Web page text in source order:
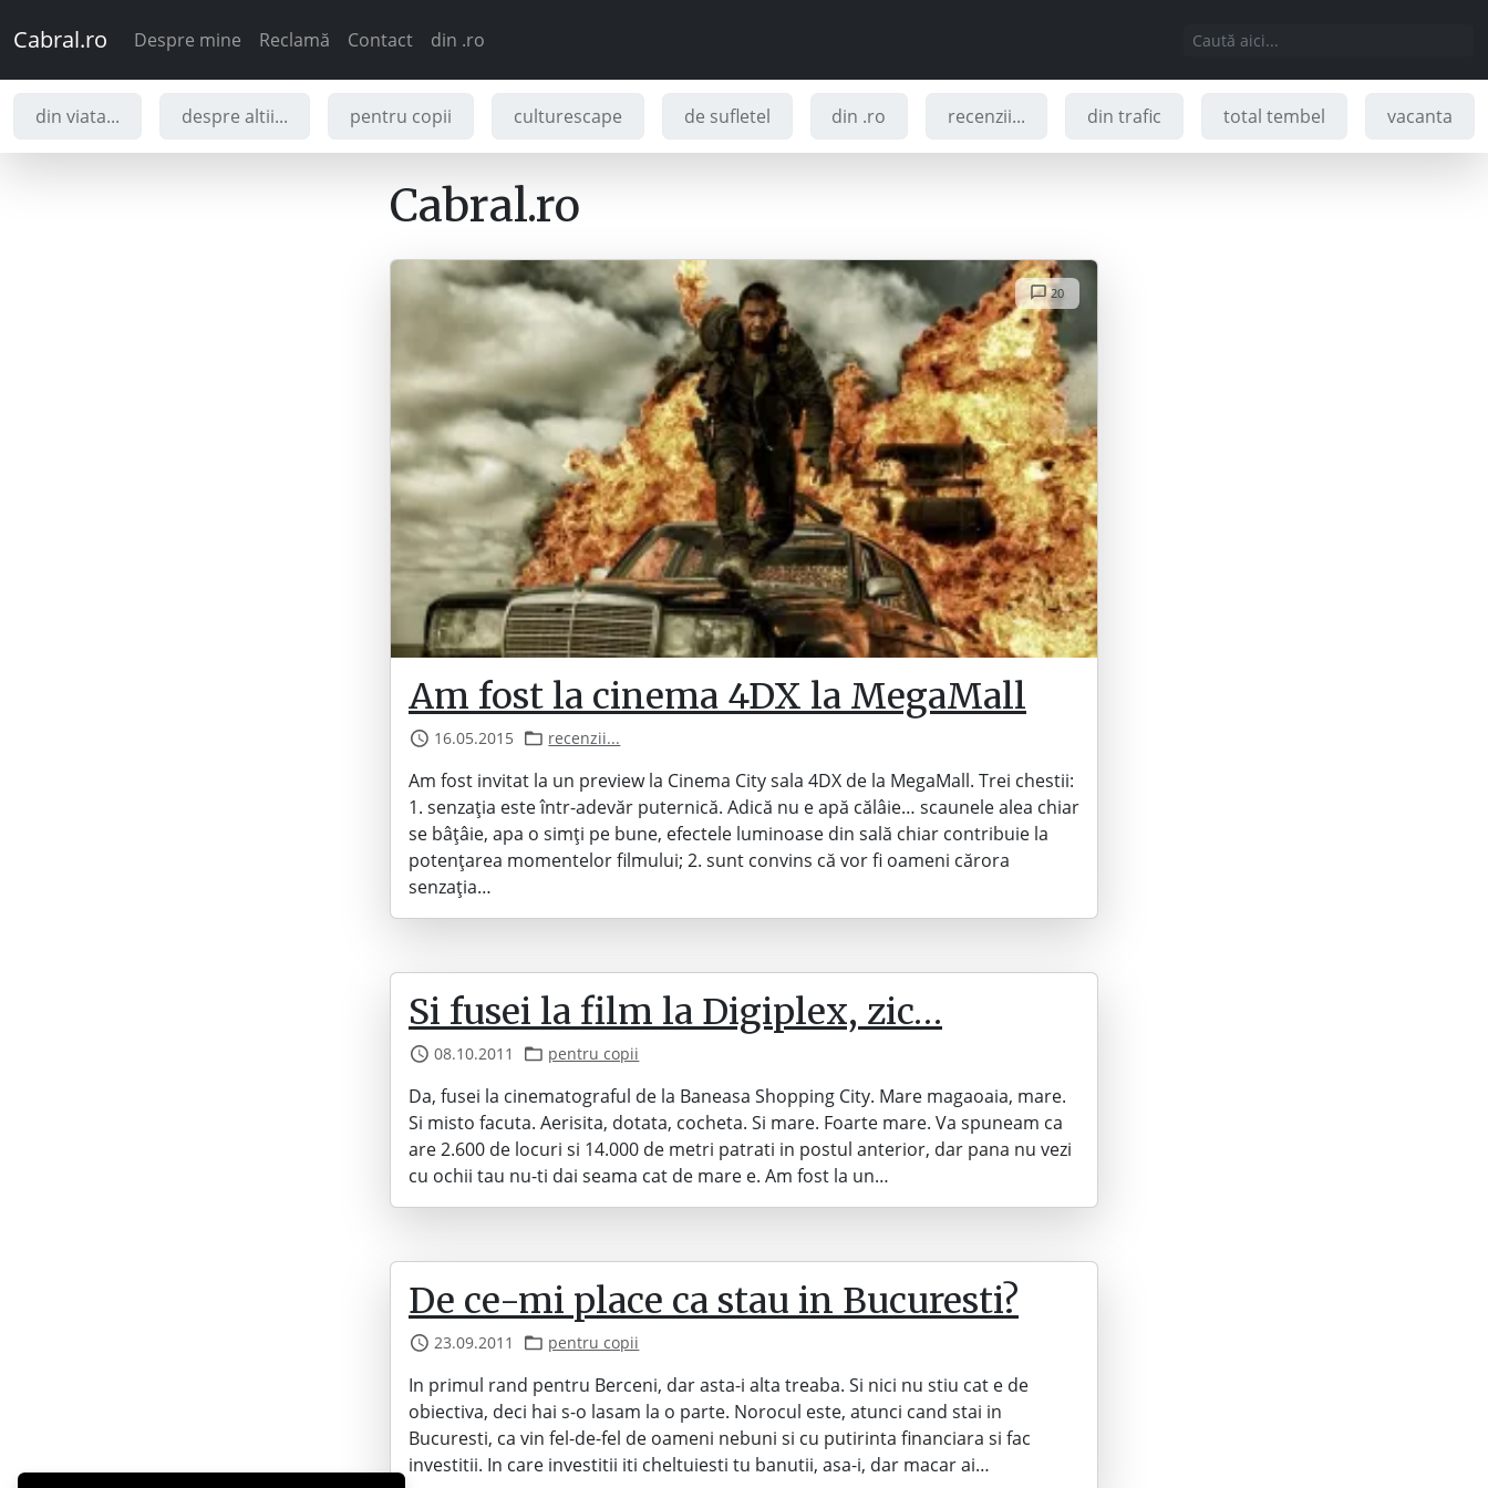
Cabral.ro Despre mine Reclamă Contact din .ro
din viata... despre altii... pentru copii culturescape de sufletel din .ro recenzii... din trafic total tembel vacanta
Cabral.ro
20
Am fost la cinema 4DX la MegaMall
16.05.2015 recenzii...
Am fost invitat la un preview la Cinema City sala 4DX de la MegaMall. Trei chestii:
1. senzația este într-adevăr puternică. Adică nu e apă călâie… scaunele alea chiar
se bâțâie, apa o simți pe bune, efectele luminoase din sală chiar contribuie la
potențarea momentelor filmului; 2. sunt convins că vor fi oameni cărora
senzația…
Si fusei la film la Digiplex, zic…
08.10.2011 pentru copii
Da, fusei la cinematograful de la Baneasa Shopping City. Mare magaoaia, mare.
Si misto facuta. Aerisita, dotata, cocheta. Si mare. Foarte mare. Va spuneam ca
are 2.600 de locuri si 14.000 de metri patrati in postul anterior, dar pana nu vezi
cu ochii tau nu-ti dai seama cat de mare e. Am fost la un…
De ce-mi place ca stau in Bucuresti?
23.09.2011 pentru copii
In primul rand pentru Berceni, dar asta-i alta treaba. Si nici nu stiu cat e de
obiectiva, deci hai s-o lasam la o parte. Norocul este, atunci cand stai in
Bucuresti, ca vin fel-de-fel de oameni nebuni si cu putirinta financiara si fac
investitii. In care investitii iti cheltuiesti tu banutii, asa-i, dar macar ai…